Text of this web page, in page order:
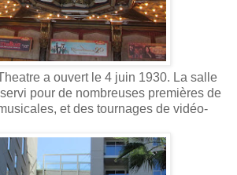
a ouvert le 4 juin 1930. La salle
pour de nombreuses premières de
et des tournages de vidéo-